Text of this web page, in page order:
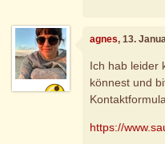
agnes, 13.
Ich hab leider
könnest und
https://